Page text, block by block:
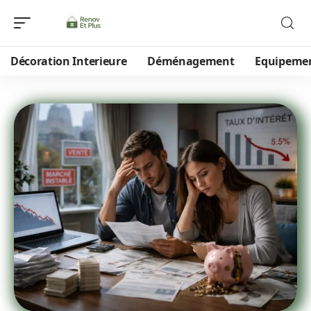
Décoration Interieure Déménagement